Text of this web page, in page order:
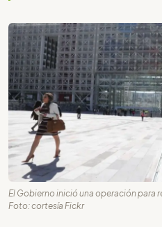
El Gobierno inició una operación para
Foto: cortesía Fickr